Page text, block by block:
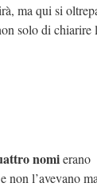
ma qui si
solo di chiarire
nomierano
non l’avevano